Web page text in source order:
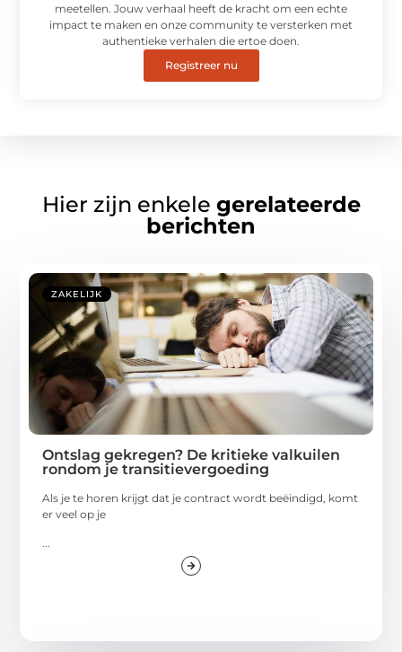
meetellen. Jouw verhaal heeft de kracht om een echte
impact te maken en onze community te versterken met
authentieke verhalen die ertoe doen.
Registreer nu
Hier zijn enkele gerelateerde
berichten
ZAKELIJK
Ontslag gekregen? De kritieke valkuilen
rondom je transitievergoeding
Als je te horen krijgt dat je contract wordt beëindigd, komt
er veel op je
...